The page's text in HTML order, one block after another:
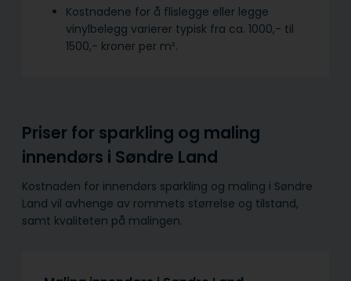
Kostnadene for å flislegge eller legge
vinylbelegg varierer typisk fra ca. 1000,- til
1500,- kroner per m².
Priser for sparkling og maling
innendørs i Søndre Land
Kostnaden for innendørs sparkling og maling i Søndre
Land vil avhenge av rommets størrelse og tilstand,
samt kvaliteten på malingen.